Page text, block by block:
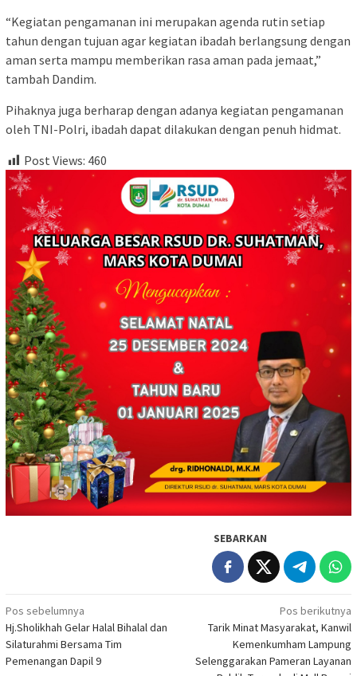
“Kegiatan pengamanan ini merupakan agenda rutin setiap
tahun dengan tujuan agar kegiatan ibadah berlangsung dengan
aman serta mampu memberikan rasa aman pada jemaat,”
tambah Dandim.
Pihaknya juga berharap dengan adanya kegiatan pengamanan
oleh TNI-Polri, ibadah dapat dilakukan dengan penuh hidmat.
Post Views: 460
SEBARKAN
Navigasi
pos
Pos sebelumnya
Hj.Sholikhah Gelar Halal Bihalal dan
Silaturahmi Bersama Tim
Pemenangan Dapil 9
Pos berikutnya
Tarik Minat Masyarakat, Kanwil
Kemenkumham Lampung
Selenggarakan Pameran Layanan